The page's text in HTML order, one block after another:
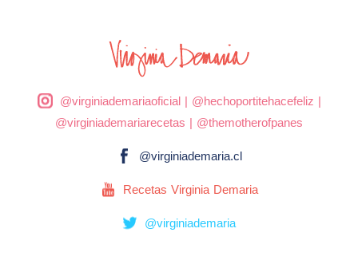
@virginiademariaoficial| @hechoportitehacefeliz |
@virginiademariarecetas | @themotherofpanes
@virginiademaria.cl
Recetas Virginia Demaria
@virginiademaria